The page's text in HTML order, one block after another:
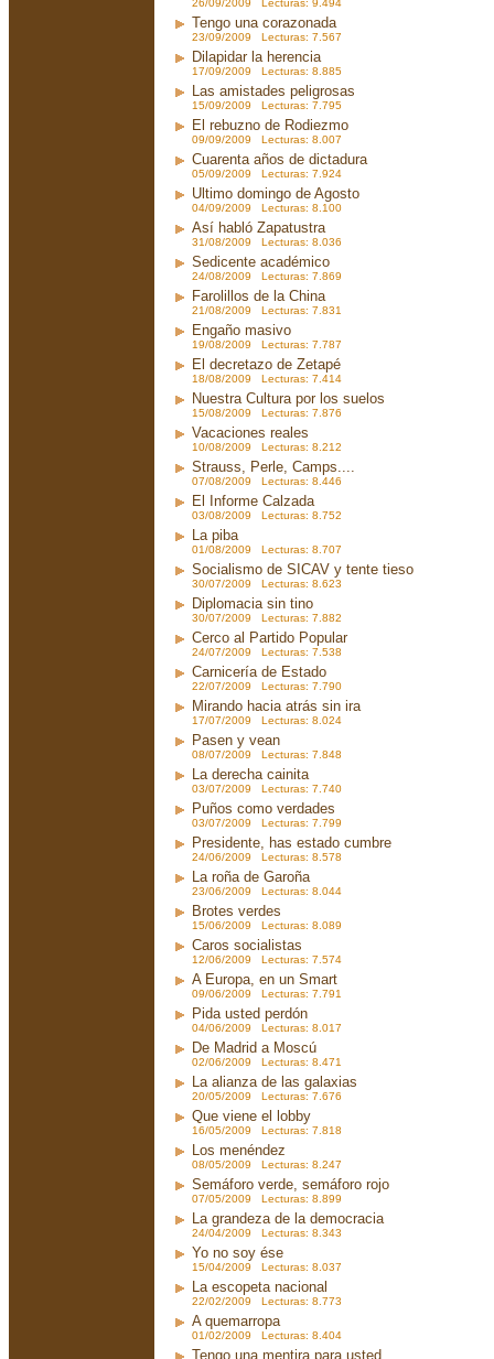
26/09/2009 Lecturas: 9.494
Tengo una corazonada
23/09/2009 Lecturas: 7.567
Dilapidar la herencia
17/09/2009 Lecturas: 8.885
Las amistades peligrosas
15/09/2009 Lecturas: 7.795
El rebuzno de Rodiezmo
09/09/2009 Lecturas: 8.007
Cuarenta años de dictadura
05/09/2009 Lecturas: 7.924
Ultimo domingo de Agosto
04/09/2009 Lecturas: 8.100
Así habló Zapatustra
31/08/2009 Lecturas: 8.036
Sedicente académico
24/08/2009 Lecturas: 7.869
Farolillos de la China
21/08/2009 Lecturas: 7.831
Engaño masivo
19/08/2009 Lecturas: 7.787
El decretazo de Zetapé
18/08/2009 Lecturas: 7.414
Nuestra Cultura por los suelos
15/08/2009 Lecturas: 7.876
Vacaciones reales
10/08/2009 Lecturas: 8.212
Strauss, Perle, Camps....
07/08/2009 Lecturas: 8.446
El Informe Calzada
03/08/2009 Lecturas: 8.752
La piba
01/08/2009 Lecturas: 8.707
Socialismo de SICAV y tente tieso
30/07/2009 Lecturas: 8.623
Diplomacia sin tino
30/07/2009 Lecturas: 7.882
Cerco al Partido Popular
24/07/2009 Lecturas: 7.538
Carnicería de Estado
22/07/2009 Lecturas: 7.790
Mirando hacia atrás sin ira
17/07/2009 Lecturas: 8.024
Pasen y vean
08/07/2009 Lecturas: 7.848
La derecha cainita
03/07/2009 Lecturas: 7.740
Puños como verdades
03/07/2009 Lecturas: 7.799
Presidente, has estado cumbre
24/06/2009 Lecturas: 8.578
La roña de Garoña
23/06/2009 Lecturas: 8.044
Brotes verdes
15/06/2009 Lecturas: 8.089
Caros socialistas
12/06/2009 Lecturas: 7.574
A Europa, en un Smart
09/06/2009 Lecturas: 7.791
Pida usted perdón
04/06/2009 Lecturas: 8.017
De Madrid a Moscú
02/06/2009 Lecturas: 8.471
La alianza de las galaxias
20/05/2009 Lecturas: 7.676
Que viene el lobby
16/05/2009 Lecturas: 7.818
Los menéndez
08/05/2009 Lecturas: 8.247
Semáforo verde, semáforo rojo
07/05/2009 Lecturas: 8.899
La grandeza de la democracia
24/04/2009 Lecturas: 8.343
Yo no soy ése
15/04/2009 Lecturas: 8.037
La escopeta nacional
22/02/2009 Lecturas: 8.773
A quemarropa
01/02/2009 Lecturas: 8.404
Tengo una mentira para usted